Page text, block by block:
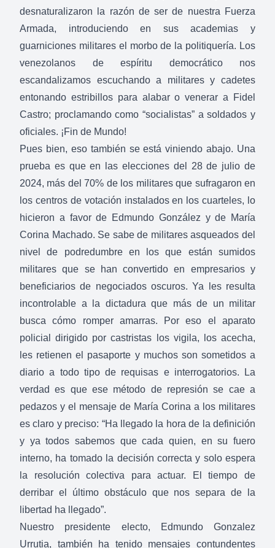
desnaturalizaron la razón de ser de nuestra Fuerza
Armada, introduciendo en sus academias y
guarniciones militares el morbo de la politiquería. Los
venezolanos de espíritu democrático nos
escandalizamos escuchando a militares y cadetes
entonando estribillos para alabar o venerar a Fidel
Castro; proclamando como “socialistas” a soldados y
oficiales. ¡Fin de Mundo!
Pues bien, eso también se está viniendo abajo. Una
prueba es que en las elecciones del 28 de julio de
2024, más del 70% de los militares que sufragaron en
los centros de votación instalados en los cuarteles, lo
hicieron a favor de Edmundo González y de María
Corina Machado. Se sabe de militares asqueados del
nivel de podredumbre en los que están sumidos
militares que se han convertido en empresarios y
beneficiarios de negociados oscuros. Ya les resulta
incontrolable a la dictadura que más de un militar
busca cómo romper amarras. Por eso el aparato
policial dirigido por castristas los vigila, los acecha,
les retienen el pasaporte y muchos son sometidos a
diario a todo tipo de requisas e interrogatorios. La
verdad es que ese método de represión se cae a
pedazos y el mensaje de María Corina a los militares
es claro y preciso: “Ha llegado la hora de la definición
y ya todos sabemos que cada quien, en su fuero
interno, ha tomado la decisión correcta y solo espera
la resolución colectiva para actuar. El tiempo de
derribar el último obstáculo que nos separa de la
libertad ha llegado”.
Nuestro presidente electo, Edmundo Gonzalez
Urrutia, también ha tenido mensajes contundentes